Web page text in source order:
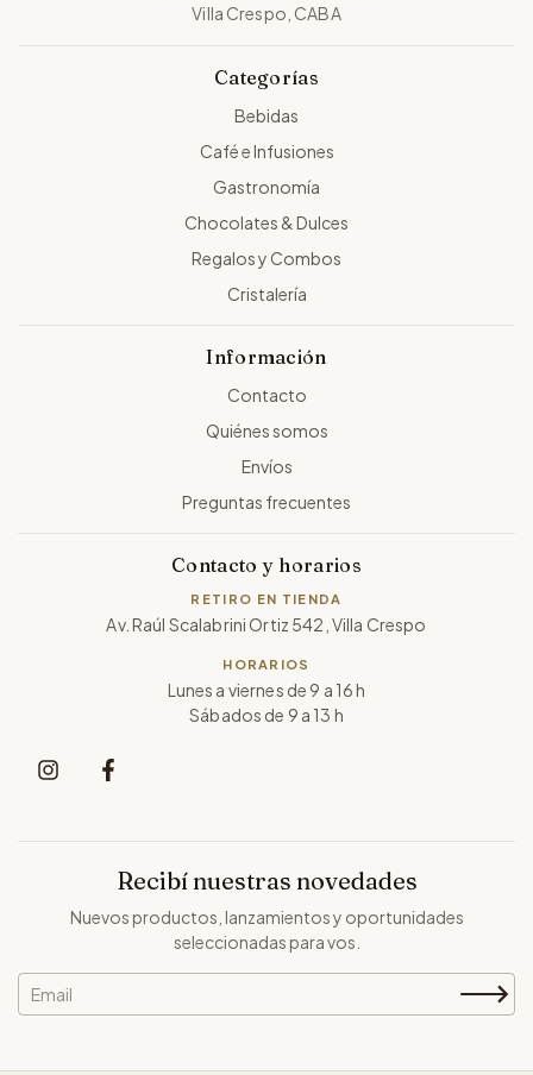
Villa Crespo, CABA
Categorías
Bebidas
Café e Infusiones
Gastronomía
Chocolates & Dulces
Regalos y Combos
Cristalería
Información
Contacto
Quiénes somos
Envíos
Preguntas frecuentes
Contacto y horarios
RETIRO EN TIENDA
Av. Raúl Scalabrini Ortiz 542, Villa Crespo
HORARIOS
Lunes a viernes de 9 a 16 h
Sábados de 9 a 13 h
Recibí nuestras novedades
Nuevos productos, lanzamientos y oportunidades
seleccionadas para vos.